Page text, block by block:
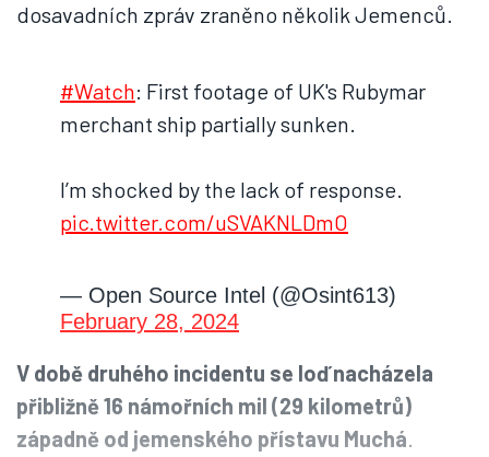
dosavadních zpráv zraněno několik Jemenců.
#Watch: First footage of UK's Rubymar
merchant ship partially sunken.
I’m shocked by the lack of response.
pic.twitter.com/uSVAKNLDmO
— Open Source Intel (@Osint613)
February 28, 2024
V době druhého incidentu se loď nacházela
přibližně 16 námořních mil (29 kilometrů)
západně od jemenského přístavu Muchá.